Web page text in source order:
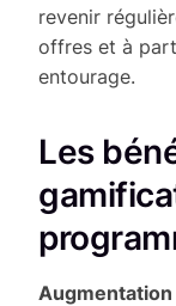
revenir
offres et à
entourage.
Les
Augmentation